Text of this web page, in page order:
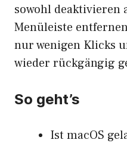
sowohl deaktivieren
Menüleiste
nur wenigen Klicks
wieder rückgängig
So geht’s
Ist macOS